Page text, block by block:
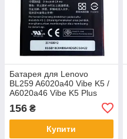
Батарея для Lenovo
BL259 A6020a40 Vibe K5 /
A6020a46 Vibe K5 Plus
156 ₴
Купити